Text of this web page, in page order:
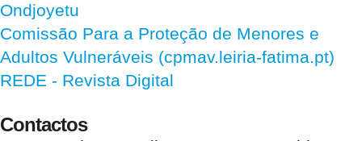
Ondjoyetu
Comissão Para a Proteção de Menores e
Adultos Vulneráveis (cpmav.leiria-fatima.pt)
REDE - Revista Digital
Contactos